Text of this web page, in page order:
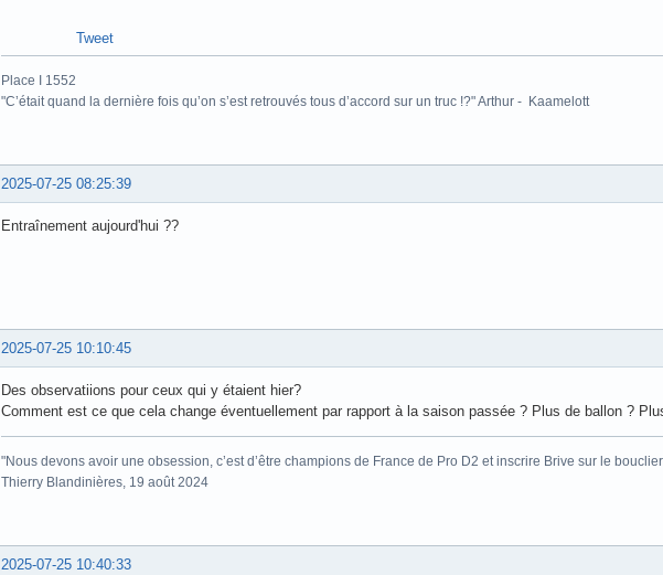
Tweet
Place I 1552
"C’était quand la dernière fois qu’on s’est retrouvés tous d’accord sur un truc !?" Arthur - Kaamelott
2025-07-25 08:25:39
Entraînement aujourd'hui ??
2025-07-25 10:10:45
Des observatiions pour ceux qui y étaient hier?
Comment est ce que cela change éventuellement par rapport à la saison passée ? Plus de ballon ?
"Nous devons avoir une obsession, c’est d’être champions de France de Pro D2 et inscrire Brive sur le
Thierry Blandinières, 19 août 2024
2025-07-25 10:40:33